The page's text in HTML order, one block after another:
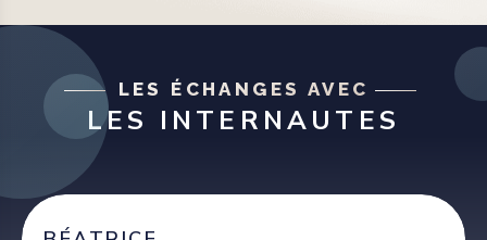
LES ÉCHANGES AVEC
LES INTERNAUTES